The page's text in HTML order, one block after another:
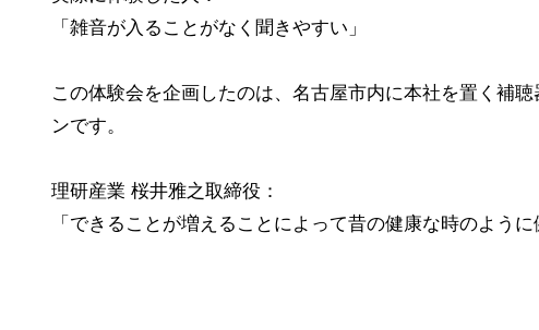
「雑音が入ることがなく聞きやすい」
この体験会を企画したのは、名古屋市内に本社を置く補
ンです。
理研産業 桜井雅之取締役：
「できることが増えることによって昔の健康な時のよう